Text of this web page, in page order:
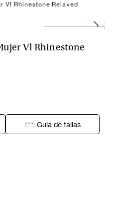
Vl Rhinestone Relaxed
Vl Rhinestone
Guía de tallas